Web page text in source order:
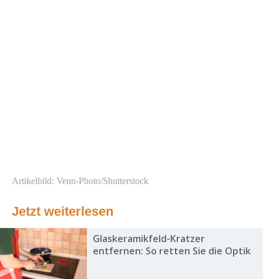
Artikelbild: Venn-Photo/Shutterstock
Jetzt weiterlesen
Glaskeramikfeld-Kratzer
entfernen: So retten Sie die Optik